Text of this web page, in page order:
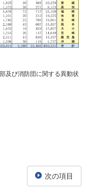
及び消防団に関する異動状
次の項目